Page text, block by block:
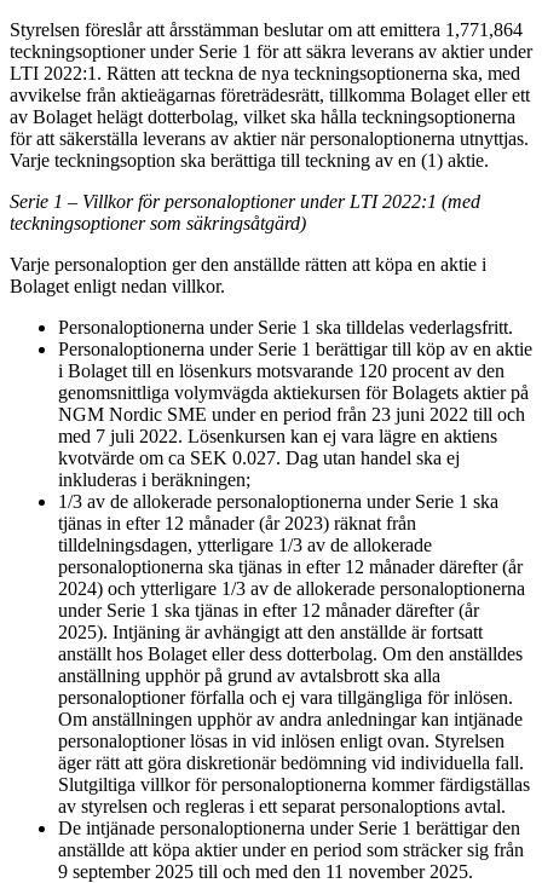
Styrelsen föreslår att årsstämman beslutar om att emittera 1,771,864
teckningsoptioner under Serie 1 för att säkra leverans av aktier under
LTI 2022:1. Rätten att teckna de nya teckningsoptionerna ska, med
avvikelse från aktieägarnas företrädesrätt, tillkomma Bolaget eller ett
av Bolaget helägt dotterbolag, vilket ska hålla teckningsoptionerna
för att säkerställa leverans av aktier när personaloptionerna utnyttjas.
Varje teckningsoption ska berättiga till teckning av en (1) aktie.
Serie 1 – Villkor för personaloptioner under LTI 2022:1 (med
teckningsoptioner som säkringsåtgärd)
Varje personaloption ger den anställde rätten att köpa en aktie i
Bolaget enligt nedan villkor.
Personaloptionerna under Serie 1 ska tilldelas vederlagsfritt.
Personaloptionerna under Serie 1 berättigar till köp av en aktie
i Bolaget till en lösenkurs motsvarande 120 procent av den
genomsnittliga volymvägda aktiekursen för Bolagets aktier på
NGM Nordic SME under en period från 23 juni 2022 till och
med 7 juli 2022. Lösenkursen kan ej vara lägre en aktiens
kvotvärde om ca SEK 0.027. Dag utan handel ska ej
inkluderas i beräkningen;
1/3 av de allokerade personaloptionerna under Serie 1 ska
tjänas in efter 12 månader (år 2023) räknat från
tilldelningsdagen, ytterligare 1/3 av de allokerade
personaloptionerna ska tjänas in efter 12 månader därefter (år
2024) och ytterligare 1/3 av de allokerade personaloptionerna
under Serie 1 ska tjänas in efter 12 månader därefter (år
2025). Intjäning är avhängigt att den anställde är fortsatt
anställt hos Bolaget eller dess dotterbolag. Om den anställdes
anställning upphör på grund av avtalsbrott ska alla
personaloptioner förfalla och ej vara tillgängliga för inlösen.
Om anställningen upphör av andra anledningar kan intjänade
personaloptioner lösas in vid inlösen enligt ovan. Styrelsen
äger rätt att göra diskretionär bedömning vid individuella fall.
Slutgiltiga villkor för personaloptionerna kommer färdigställas
av styrelsen och regleras i ett separat personaloptions avtal.
De intjänade personaloptionerna under Serie 1 berättigar den
anställde att köpa aktier under en period som sträcker sig från
9 september 2025 till och med den 11 november 2025.